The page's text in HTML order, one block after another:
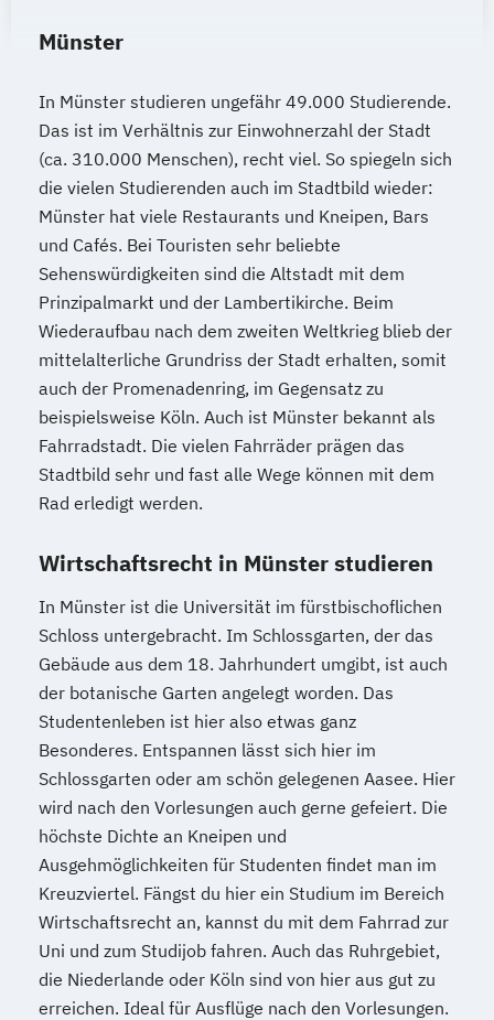
Münster
In Münster studieren ungefähr 49.000 Studierende.
Das ist im Verhältnis zur Einwohnerzahl der Stadt
(ca. 310.000 Menschen), recht viel. So spiegeln sich
die vielen Studierenden auch im Stadtbild wieder:
Münster hat viele Restaurants und Kneipen, Bars
und Cafés. Bei Touristen sehr beliebte
Sehenswürdigkeiten sind die Altstadt mit dem
Prinzipalmarkt und der Lambertikirche. Beim
Wiederaufbau nach dem zweiten Weltkrieg blieb der
mittelalterliche Grundriss der Stadt erhalten, somit
auch der Promenadenring, im Gegensatz zu
beispielsweise Köln. Auch ist Münster bekannt als
Fahrradstadt. Die vielen Fahrräder prägen das
Stadtbild sehr und fast alle Wege können mit dem
Rad erledigt werden.
Wirtschaftsrecht in Münster studieren
In Münster ist die Universität im fürstbischoflichen
Schloss untergebracht. Im Schlossgarten, der das
Gebäude aus dem 18. Jahrhundert umgibt, ist auch
der botanische Garten angelegt worden. Das
Studentenleben ist hier also etwas ganz
Besonderes. Entspannen lässt sich hier im
Schlossgarten oder am schön gelegenen Aasee. Hier
wird nach den Vorlesungen auch gerne gefeiert. Die
höchste Dichte an Kneipen und
Ausgehmöglichkeiten für Studenten findet man im
Kreuzviertel. Fängst du hier ein Studium im Bereich
Wirtschaftsrecht an, kannst du mit dem Fahrrad zur
Uni und zum Studijob fahren. Auch das Ruhrgebiet,
die Niederlande oder Köln sind von hier aus gut zu
erreichen. Ideal für Ausflüge nach den Vorlesungen.